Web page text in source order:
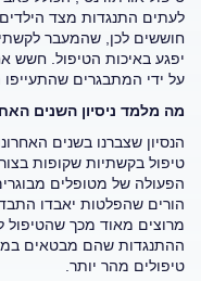
לעתים התנגדות מצד הילדים
חוששים לכן, שהמעבר
יפגע באיכות הטיפול. חשש
על ידי המתבגרים שהתעייפו
מה מלמד ניסיון השנים
הנסיון שצברנו בשנים
טיפול בקשתיות שקופות
הפעולה של מטופלים
הורים שהפלטות יאבדו
מרוצים מאוד מכך
ההתנגדות שהם מבטאים
טיפולים מהר יותר.